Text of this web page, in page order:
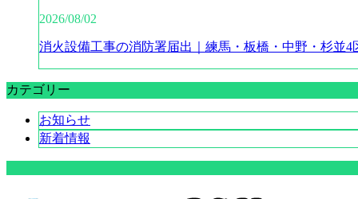
2026/08/02
消火設備工事の消防署届出｜練馬・板橋・中野・杉並4
カテゴリー
お知らせ
新着情報